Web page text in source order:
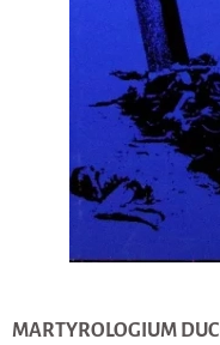
MARTYROLOGIUM